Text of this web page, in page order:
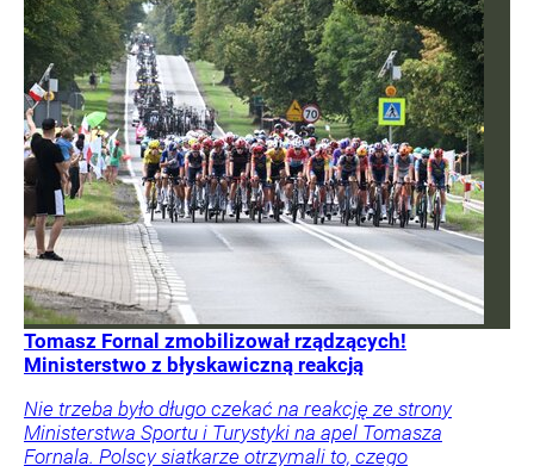
Tomasz Fornal zmobilizował rządzących!
Ministerstwo z błyskawiczną reakcją
Nie trzeba było długo czekać na reakcję ze strony
Ministerstwa Sportu i Turystyki na apel Tomasza
Fornala. Polscy siatkarze otrzymali to, czego